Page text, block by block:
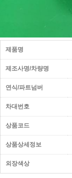
제품명
제조사명/차량명
연식/파트넘버
차대번호
상품코드
상품상세정보
외장색상